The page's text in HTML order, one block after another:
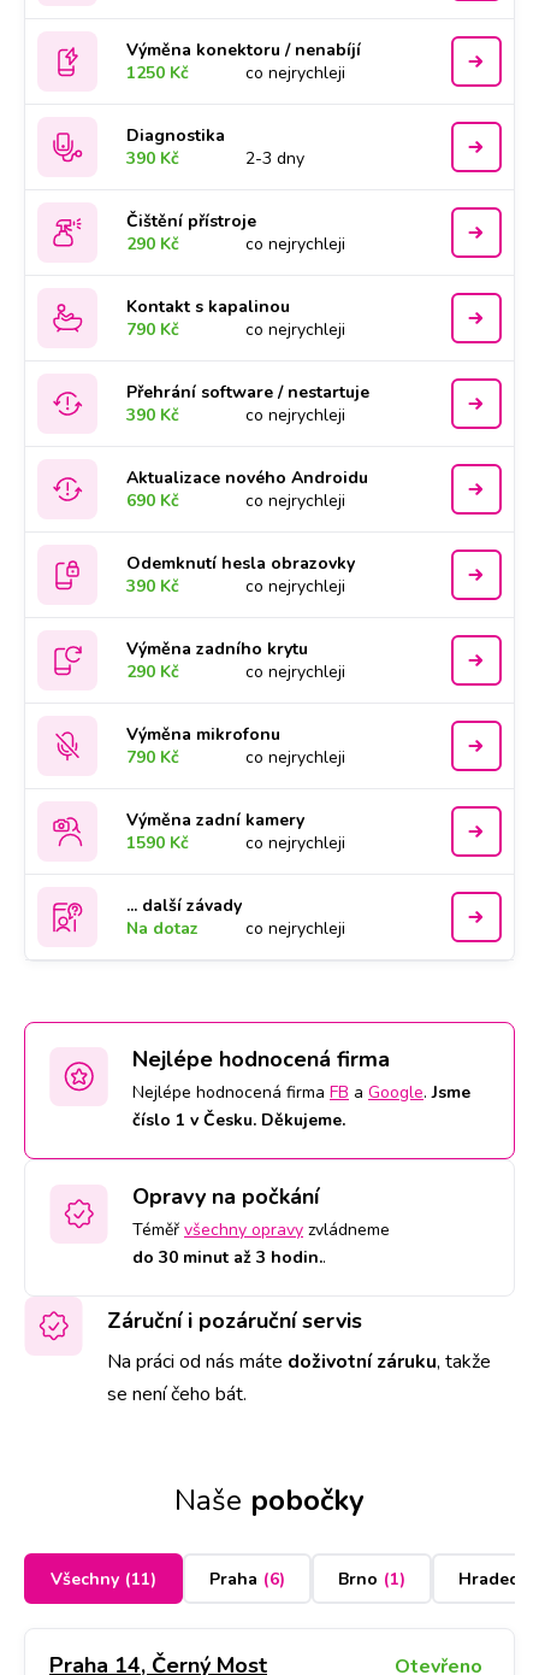
Výměna konektoru / nenabíjí
1250 Kč
co nejrychleji
Diagnostika
390 Kč
2-3 dny
Čištění přístroje
290 Kč
co nejrychleji
Kontakt s kapalinou
790 Kč
co nejrychleji
Přehrání software / nestartuje
390 Kč
co nejrychleji
Aktualizace nového Androidu
690 Kč
co nejrychleji
Odemknutí hesla obrazovky
390 Kč
co nejrychleji
Výměna zadního krytu
290 Kč
co nejrychleji
Výměna mikrofonu
790 Kč
co nejrychleji
Výměna zadní kamery
1590 Kč
co nejrychleji
... další závady
Na dotaz
co nejrychleji
Nejlépe hodnocená firma
Nejlépe hodnocená firma FB a Google.Jsme
číslo 1 v Česku. Děkujeme.
Opravy na počkání
Téměř všechny opravy zvládneme
do 30 minut až 3 hodin..
Záruční i pozáruční servis
Na práci od nás máte doživotní záruku, takže
se není čeho bát.
Naše pobočky
Všechny (11) Praha (6) Brno (1) Hradec
Praha 14, Černý Most Otevřeno